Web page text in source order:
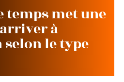
temps met une
à
le type